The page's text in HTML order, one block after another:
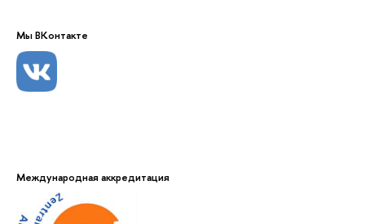
Мы ВКонтакте
Международная аккредитация